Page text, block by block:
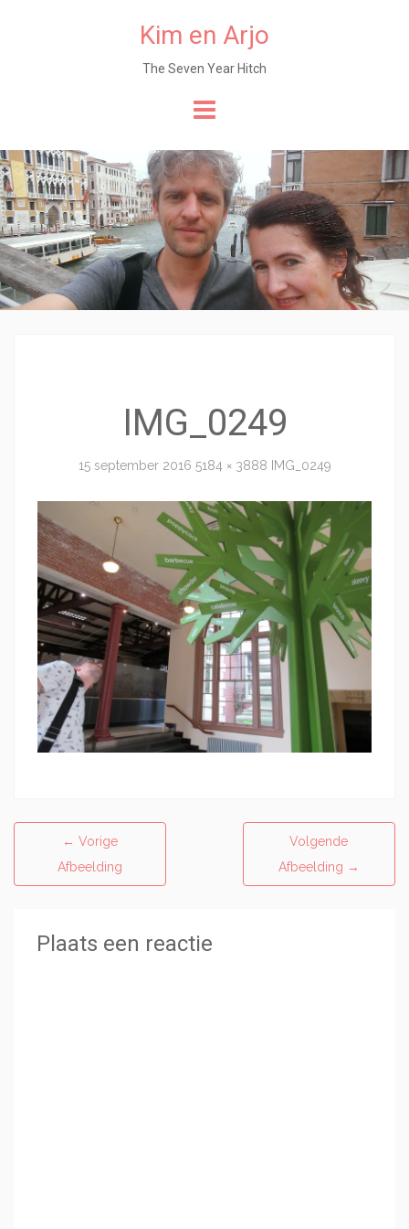
Kim en Arjo
The Seven Year Hitch
de
content
IMG_0249
15 september 2016 5184 × 3888 IMG_0249
← Vorige
Afbeelding
Volgende
Afbeelding →
Plaats een reactie